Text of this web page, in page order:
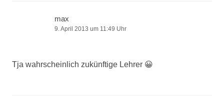
max
9. April 2013 um 11:49 Uhr
Tja wahrscheinlich zukünftige Lehrer 😀